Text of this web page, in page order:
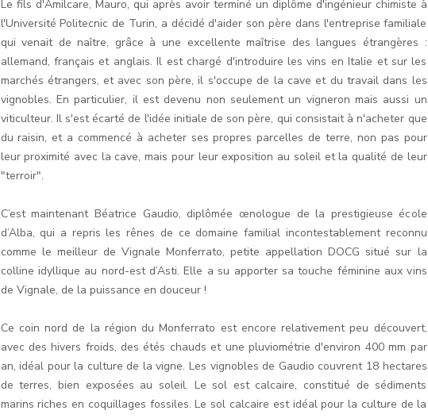
Le fils d'Amilcare, Mauro, qui après avoir terminé un diplôme d'ingénieur chimiste à
l'Université Politecnic de Turin, a décidé d'aider son père dans l'entreprise familiale
qui venait de naître, grâce à une excellente maîtrise des langues étrangères :
allemand, français et anglais. Il est chargé d'introduire les vins en Italie et sur les
marchés étrangers, et avec son père, il s'occupe de la cave et du travail dans les
vignobles. En particulier, il est devenu non seulement un vigneron mais aussi un
viticulteur. Il s'est écarté de l'idée initiale de son père, qui consistait à n'acheter que
du raisin, et a commencé à acheter ses propres parcelles de terre, non pas pour
leur proximité avec la cave, mais pour leur exposition au soleil et la qualité de leur
"terroir".
C’est maintenant Béatrice Gaudio, diplômée œnologue de la prestigieuse école
d’Alba, qui a repris les rênes de ce domaine familial incontestablement reconnu
comme le meilleur de Vignale Monferrato, petite appellation DOCG situé sur la
colline idyllique au nord-est d’Asti. Elle a su apporter sa touche féminine aux vins
de Vignale, de la puissance en douceur !
Ce coin nord de la région du Monferrato est encore relativement peu découvert,
avec des hivers froids, des étés chauds et une pluviométrie d'environ 400 mm par
an, idéal pour la culture de la vigne. Les vignobles de Gaudio couvrent 18 hectares
de terres, bien exposées au soleil. Le sol est calcaire, constitué de sédiments
marins riches en coquillages fossiles. Le sol calcaire est idéal pour la culture de la